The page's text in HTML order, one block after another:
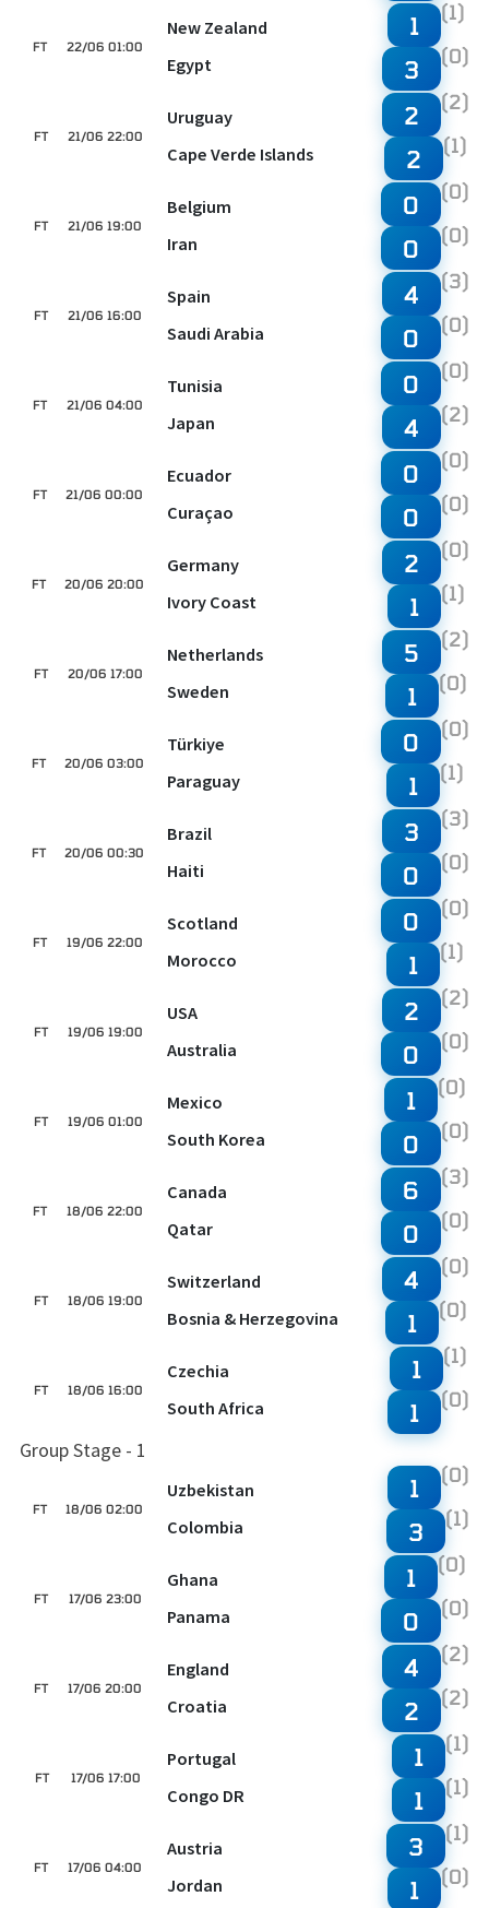
22/06 01:00
FT
New Zealand
Egypt
1 (1)
3 (0)
21/06 22:00
FT
Uruguay
Cape Verde Islands
2 (2)
2 (1)
21/06 19:00
FT
Belgium
Iran
0 (0)
0 (0)
21/06 16:00
FT
Spain
Saudi Arabia
4 (3)
0 (0)
21/06 04:00
FT
Tunisia
Japan
0 (0)
4 (2)
21/06 00:00
FT
Ecuador
Curaçao
0 (0)
0 (0)
20/06 20:00
FT
Germany
Ivory Coast
2 (0)
1 (1)
20/06 17:00
FT
Netherlands
Sweden
5 (2)
1 (0)
20/06 03:00
FT
Türkiye
Paraguay
0 (0)
1 (1)
20/06 00:30
FT
Brazil
Haiti
3 (3)
0 (0)
19/06 22:00
FT
Scotland
Morocco
0 (0)
1 (1)
19/06 19:00
FT
USA
Australia
2 (2)
0 (0)
19/06 01:00
FT
Mexico
South Korea
1 (0)
0 (0)
18/06 22:00
FT
Canada
Qatar
6 (3)
0 (0)
18/06 19:00
FT
Switzerland
Bosnia & Herzegovina
4 (0)
1 (0)
18/06 16:00
FT
Czechia
South Africa
1 (1)
1 (0)
Group Stage - 1
18/06 02:00
FT
Uzbekistan
Colombia
1 (0)
3 (1)
17/06 23:00
FT
Ghana
Panama
1 (0)
0 (0)
17/06 20:00
FT
England
Croatia
4 (2)
2 (2)
17/06 17:00
FT
Portugal
Congo DR
1 (1)
1 (1)
17/06 04:00
FT
Austria
Jordan
3 (1)
1 (0)